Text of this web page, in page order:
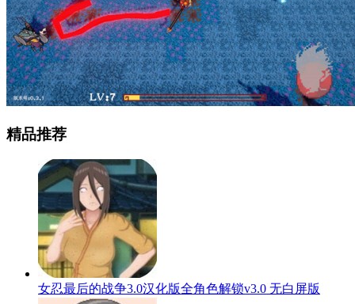
精品推荐
女忍最后的战争3.0汉化版全角色解锁v3.0 无白屏版